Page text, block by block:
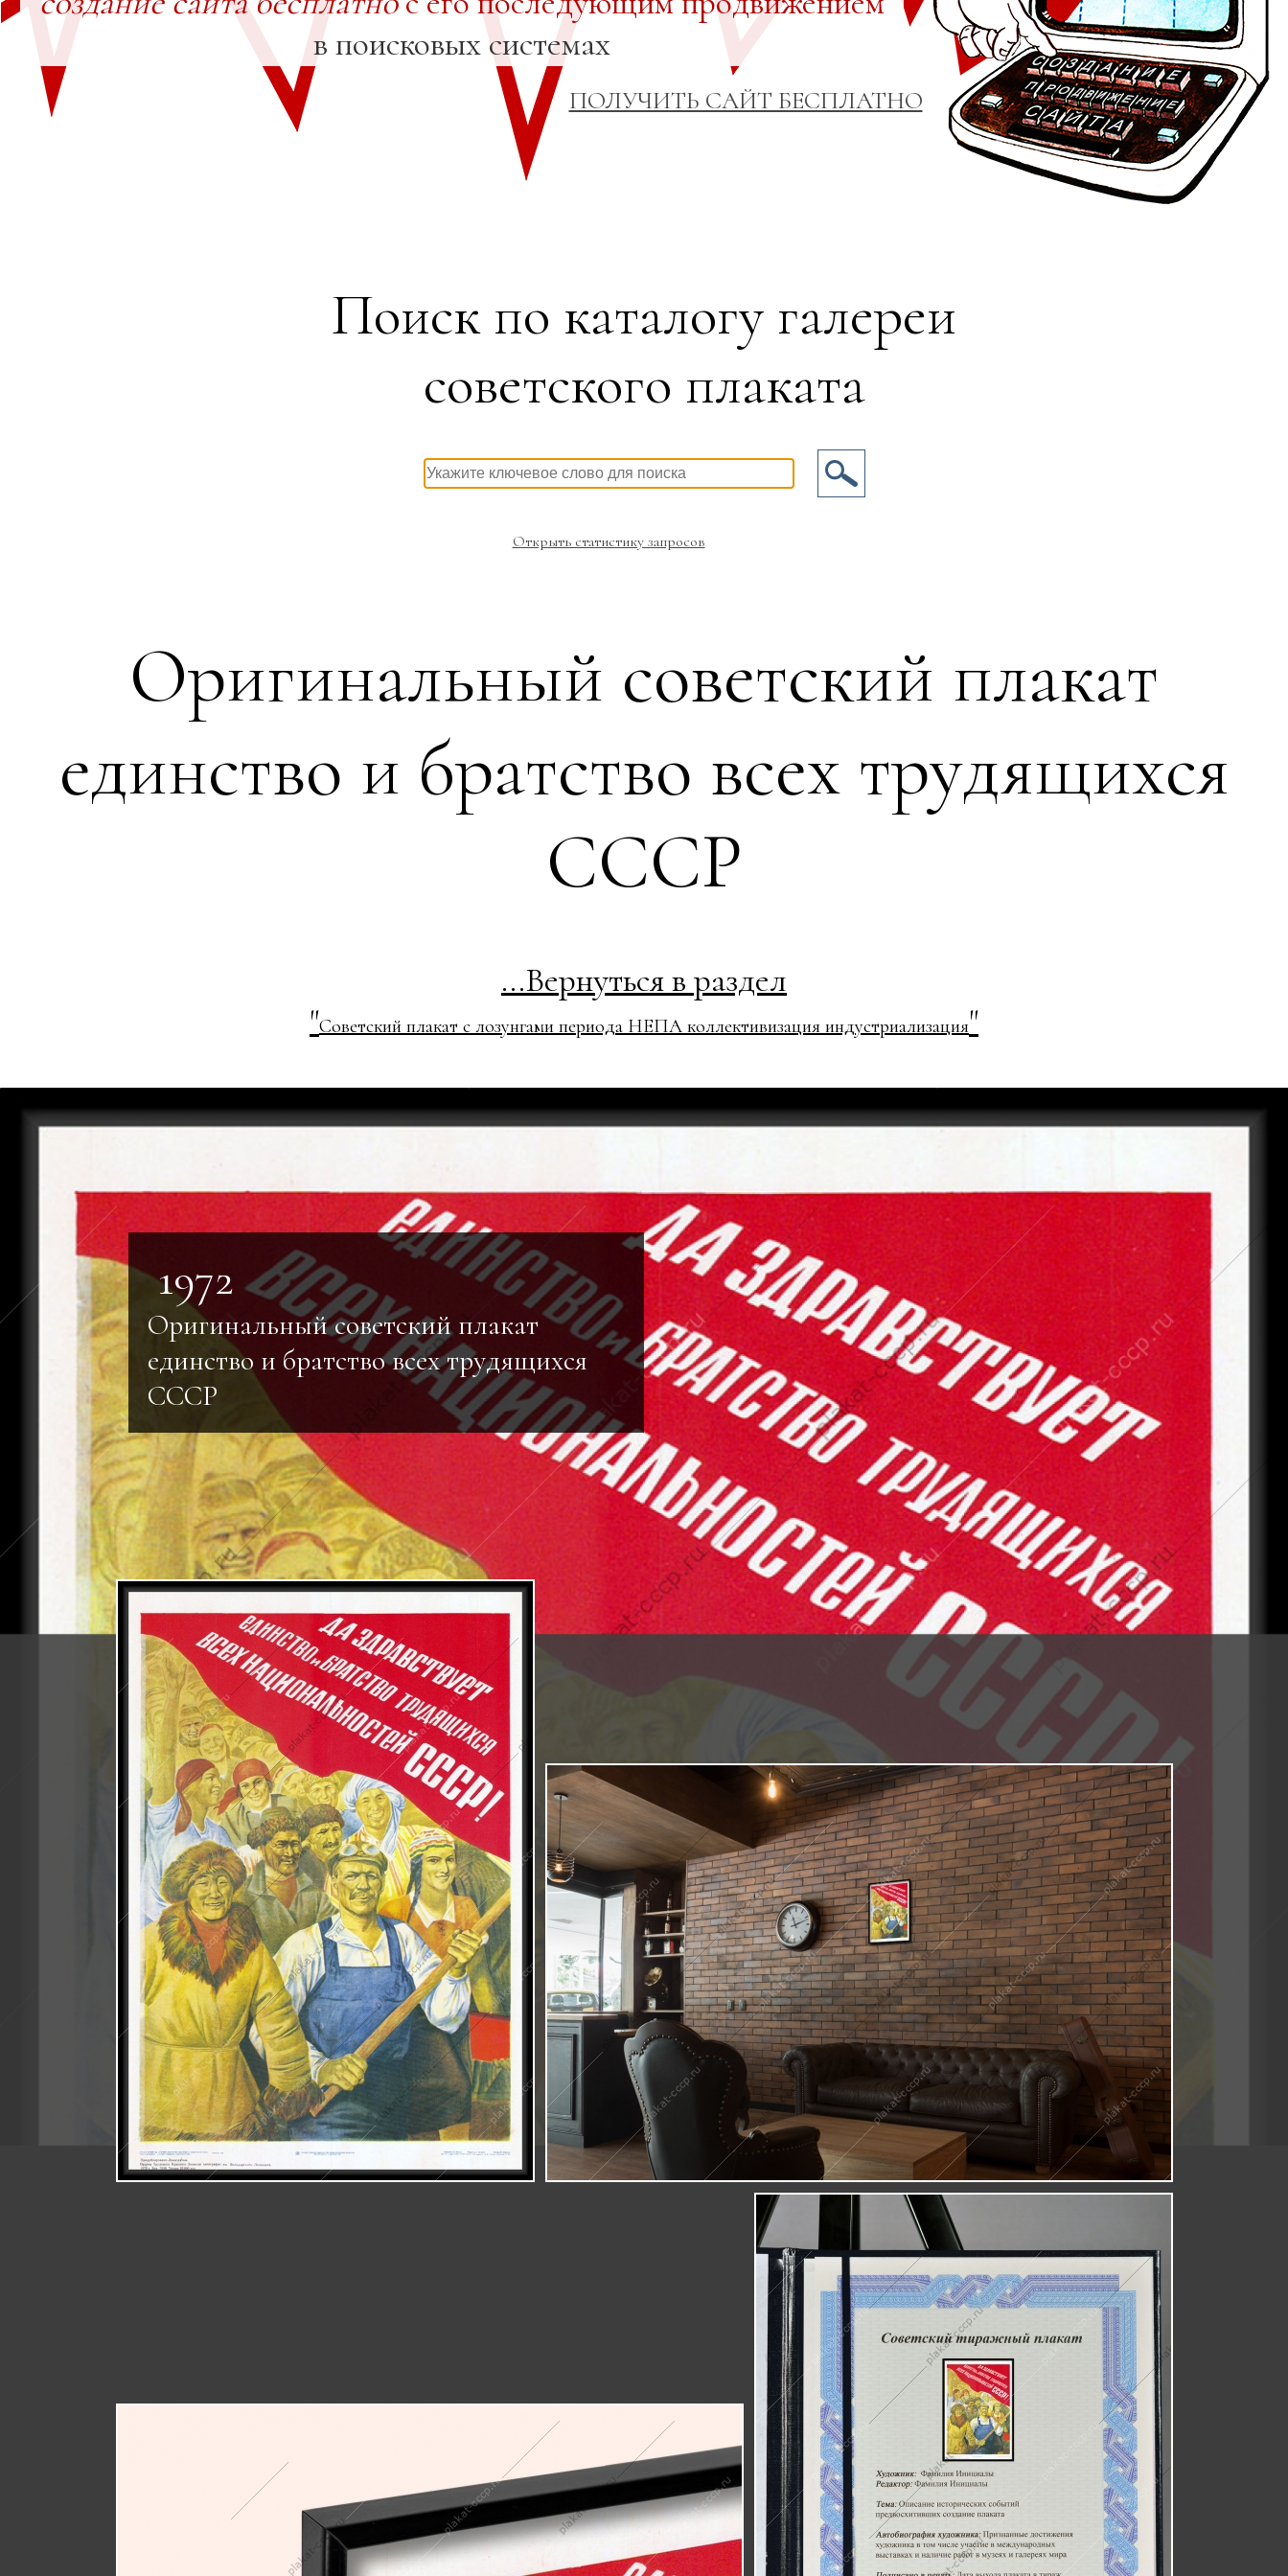
в поисковых системах
ПОЛУЧИТЬ САЙТ БЕСПЛАТНО
Поиск по каталогу галереи
советского плаката
Открыть статистику запросов
Оригинальный советский плакат
единство и братство всех трудящихся
СССР
...Вернуться в раздел
"Советский плакат с лозунгами периода НЕПА коллективизация индустриализация"
1972
Оригинальный советский плакат
единство и братство всех трудящихся
СССР